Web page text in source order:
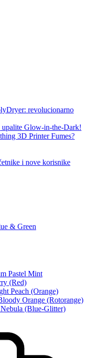
revolucionarno
upalite Glow-in-the-Dark!
3D Printer Fumes?
i nove korisnike
& Green
Pastel Mint
(Red)
Peach (Orange)
Orange (Rotorange)
(Blue-Glitter)